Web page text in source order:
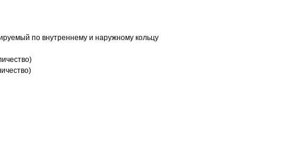
по внутреннему и наружному кольцу